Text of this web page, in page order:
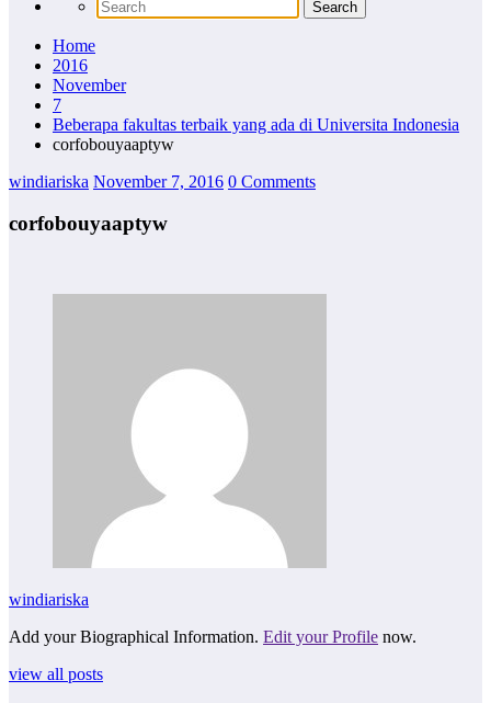
Home
2016
November
7
Beberapa fakultas terbaik yang ada di Universita Indonesia
corfobouyaaptyw
windiariska November 7, 2016 0 Comments
corfobouyaaptyw
windiariska
Add your Biographical Information. Edit your Profile now.
view all posts